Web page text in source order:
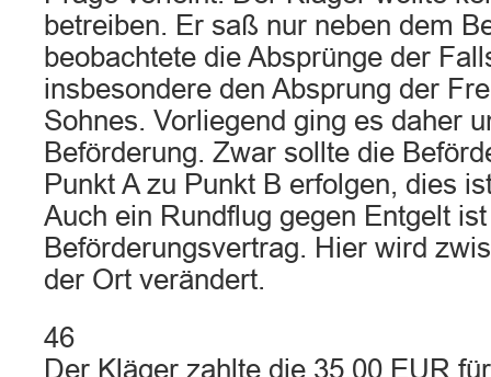
betreiben. Er saß nur neben dem
beobachtete die Absprünge der
insbesondere den Absprung der
Sohnes. Vorliegend ging es daher
Beförderung. Zwar sollte die
Punkt A zu Punkt B erfolgen, dies
Auch ein Rundflug gegen Entgelt
Beförderungsvertrag. Hier wird
der Ort verändert.
46
Der Kläger zahlte die 35,00 EUR